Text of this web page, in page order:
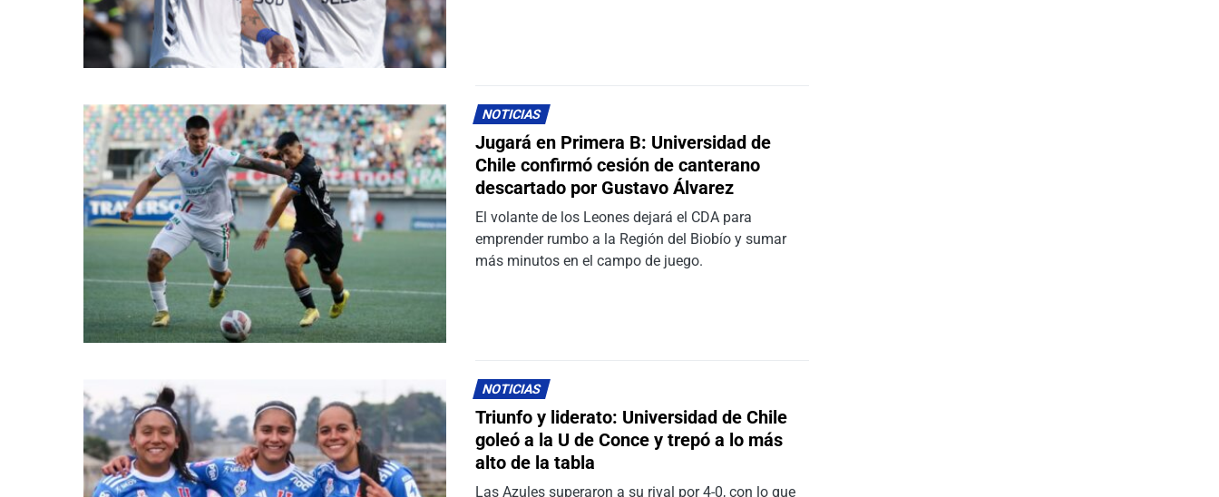
NOTICIAS
Jugará en Primera B: Universidad de
Chile confirmó cesión de canterano
descartado por Gustavo Álvarez
El volante de los Leones dejará el CDA para
emprender rumbo a la Región del Biobío y sumar
más minutos en el campo de juego.
NOTICIAS
Triunfo y liderato: Universidad de Chile
goleó a la U de Conce y trepó a lo más
alto de la tabla
Las Azules superaron a su rival por 4-0, con lo que